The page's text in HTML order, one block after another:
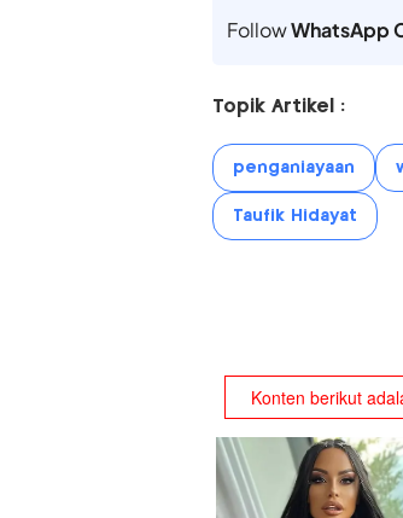
FollowWhatsApp
Topik Artikel :
penganiayaan
Taufik Hidayat